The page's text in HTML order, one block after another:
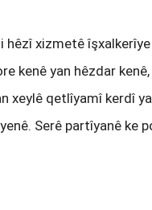
xizmetê îşxalkerîye
kenê yan hêzdar
xeylê qetlîyamî kerdî
Serê partîyanê ke